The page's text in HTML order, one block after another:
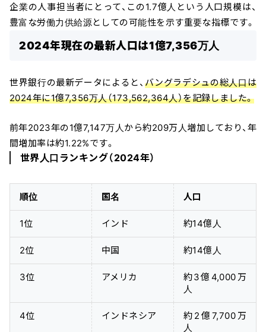
企業の人事担当者にとって、この1.7億人という人口規模は、
豊富な労働力供給源としての可能性を示す重要な指標です。
2024年現在の最新人口は1億7,356万人
世界銀行の最新データによると、 バングラデシュの総人口は
2024年に1億7,356万人（173,562,364人）を記録しました。
前年2023年の1億7,147万人から約209万人増加しており、年
間増加率は約1.22%です。
世界人口ランキング（2024年）
順位 国名 人口
1位 インド 約14億人
2位 中国 約14億人
3位 アメリカ
約3億4,000万
人
4位 インドネシア
約2億7,700万
人